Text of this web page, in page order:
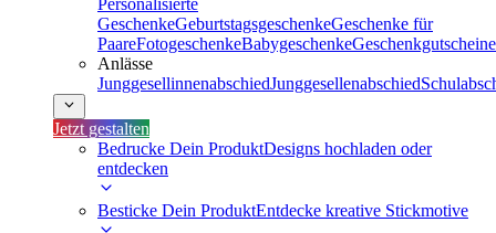
Personalisierte
GeschenkeGeburtstagsgeschenkeGeschenke für
PaareFotogeschenkeBabygeschenkeGeschenkgutscheine
Anlässe
JunggesellinnenabschiedJunggesellenabschied
Jetzt gestalten
Bedrucke Dein ProduktDesigns hochladen oder
entdecken
Besticke Dein ProduktEntdecke kreative Stickmotive